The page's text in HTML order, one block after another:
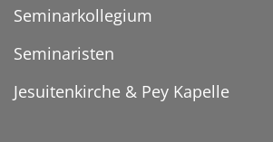
Seminarkollegium
Seminaristen
Jesuitenkirche & Pey Kapelle